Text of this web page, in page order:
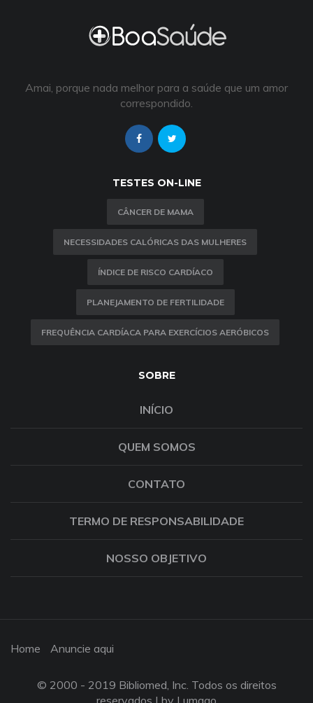
Amai, porque nada melhor para a saúde que um amor
correspondido.
TESTES ON-LINE
CÂNCER DE MAMA
NECESSIDADES CALÓRICAS DAS MULHERES
ÍNDICE DE RISCO CARDÍACO
PLANEJAMENTO DE FERTILIDADE
FREQUÊNCIA CARDÍACA PARA EXERCÍCIOS AERÓBICOS
SOBRE
INÍCIO
QUEM SOMOS
CONTATO
TERMO DE RESPONSABILIDADE
NOSSO OBJETIVO
Home Anuncie aqui
© 2000 - 2019 Bibliomed, Inc. Todos os direitos
reservados | by Lumago